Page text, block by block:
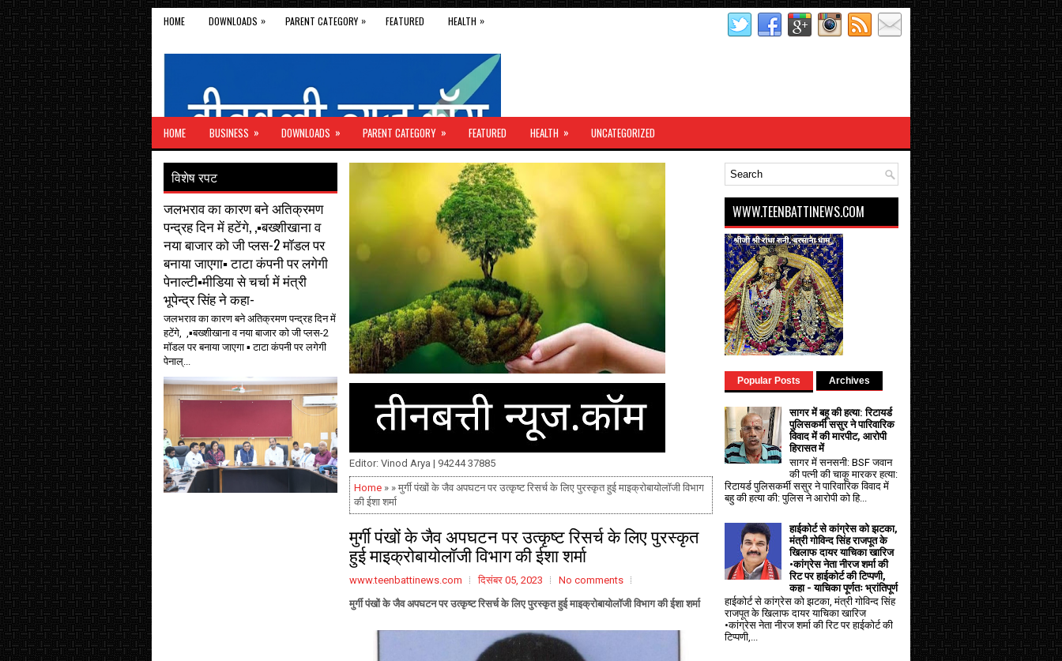
HOME DOWNLOADS » PARENT CATEGORY » FEATURED HEALTH »
HOME BUSINESS » DOWNLOADS » PARENT CATEGORY » FEATURED HEALTH » UNCATEGORIZED
Editor: Vinod Arya | 94244 37885
Home » » मुर्गी पंखों के जैव अपघटन पर उत्कृष्ट रिसर्च के लिए पुरस्कृत हुई माइक्रोबायोलॉजी विभाग
की ईशा शर्मा
मुर्गी पंखों के जैव अपघटन पर उत्कृष्ट रिसर्च के लिए पुरस्कृत
हुई माइक्रोबायोलॉजी विभाग की ईशा शर्मा
www.teenbattinews.com दिसंबर 05, 2023
No comments
मुर्गी पंखों के जैव अपघटन पर उत्कृष्ट रिसर्च के लिए पुरस्कृत हुई माइक्रोबायोलॉजी विभाग की ईशा शर्मा
विशेष रपट
जलभराव का कारण बने अतिक्रमण
पन्द्रह दिन में हटेंगे, ,▪️बख्शीखाना व
नया बाजार को जी प्लस-2 मॉडल पर
बनाया जाएगा▪️ टाटा कंपनी पर लगेगी
पेनाल्टी▪️मीडिया से चर्चा में मंत्री
भूपेन्द्र सिंह ने कहा-
जलभराव का कारण बने अतिक्रमण पन्द्रह दिन में
हटेंगे, ,▪️बख्शीखाना व नया बाजार को जी प्लस-2
मॉडल पर बनाया जाएगा ▪️ टाटा कंपनी पर लगेगी
पेनाल्...
WWW.TEENBATTINEWS.COM
Popular Posts Archives
सागर में बहू की हत्या: रिटायर्ड
पुलिसकर्मी ससुर ने पारिवारिक
विवाद में की मारपीट, आरोपी
हिरासत में
सागर में सनसनी: BSF जवान
की पत्नी की चाकू मारकर हत्या:
रिटायर्ड पुलिसकर्मी ससुर ने पारिवारिक विवाद में
बहु की हत्या की: पुलिस ने आरोपी को हि...
हाईकोर्ट से कांग्रेस को झटका,
मंत्री गोविन्द सिंह राजपूत के
खिलाफ दायर याचिका खारिज
•कांग्रेस नेता नीरज शर्मा की
रिट पर हाईकोर्ट की टिप्पणी,
कहा - याचिका पूर्णतः भ्रांतिपूर्ण
हाईकोर्ट से कांग्रेस को झटका, मंत्री गोविन्द सिंह
राजपूत के खिलाफ दायर याचिका खारिज
•कांग्रेस नेता नीरज शर्मा की रिट पर हाईकोर्ट की
टिप्पणी,...